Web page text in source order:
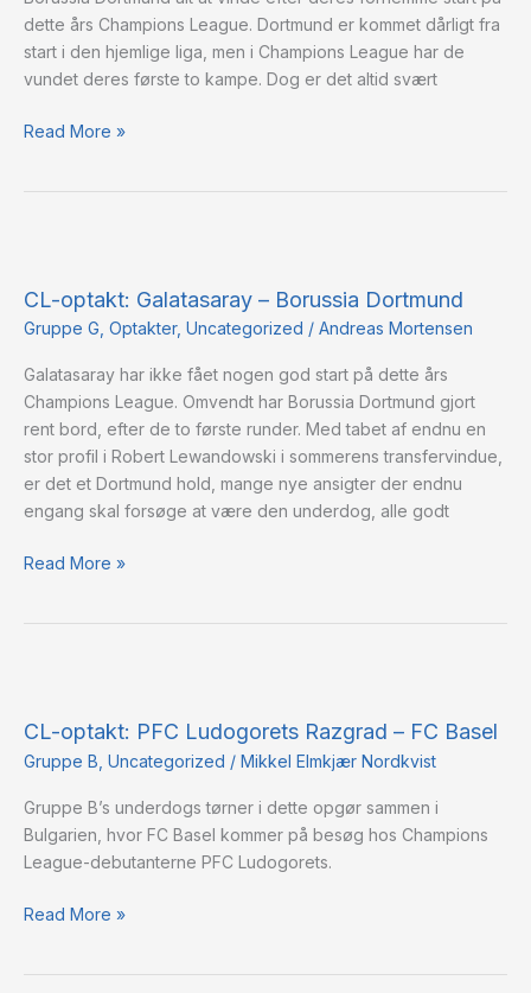
dette års Champions League. Dortmund er kommet dårligt fra
start i den hjemlige liga, men i Champions League har de
vundet deres første to kampe. Dog er det altid svært
Read More »
CL-optakt: Galatasaray – Borussia Dortmund
Gruppe G Optakter, Uncategorized / Andreas Mortensen
Galatasaray har ikke fået nogen god start på dette års
Champions League. Omvendt har Borussia Dortmund gjort
rent bord, efter de to første runder. Med tabet af endnu en
stor profil i Robert Lewandowski i sommerens transfervindue,
er det et Dortmund hold, mange nye ansigter der endnu
engang skal forsøge at være den underdog, alle godt
Galatasaray
–
Dortmund
Read More »
CL-optakt: PFC Ludogorets Razgrad – FC Basel
Gruppe B Uncategorized / Mikkel Elmkjær Nordkvist
Gruppe B’s underdogs tørner i dette opgør sammen i
Bulgarien, hvor FC Basel kommer på besøg hos Champions
League-debutanterne PFC Ludogorets.
PFC
Ludogorets
–
FC
Basel
Read More »